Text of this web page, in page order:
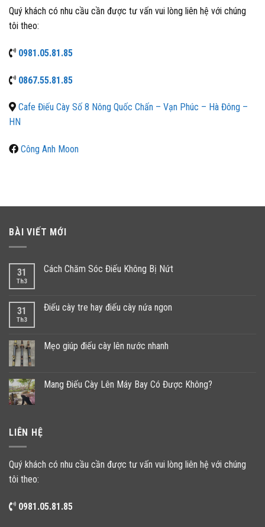
Quý khách có nhu cầu cần được tư vấn vui lòng liên hệ với chúng
tôi theo:
0981.05.81.85
0867.55.81.85
Cafe Điếu Cày Số 8 Nông Quốc Chấn – Vạn Phúc – Hà Đông –
HN
Công Anh Moon
BÀI VIẾT MỚI
31
Th3
Cách Chăm Sóc Điếu Không Bị Nứt
31
Th3
Điếu cày tre hay điếu cày nứa ngon
Mẹo giúp điếu cày lên nước nhanh
Mang Điếu Cày Lên Máy Bay Có Được Không?
LIÊN HỆ
Quý khách có nhu cầu cần được tư vấn vui lòng liên hệ với chúng
tôi theo:
0981.05.81.85